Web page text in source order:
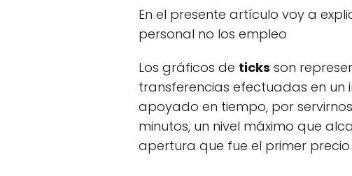
En el presente artículo voy a
personal no los empleo
Los gráficos de ticks son
transferencias efectuadas en un
apoyado en tiempo, por
minutos, un nivel máximo que
apertura que fue el primer